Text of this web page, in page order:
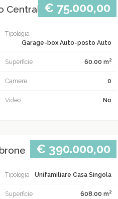
Centrale€ 75.000,00
Tipologia
Garage-box Auto-posto Auto
Superficie 60.00 m2
Camere 0
Video No
€ 390.000,00
Tipologia Unifamiliare Casa Singola
Superficie 608.00 m2